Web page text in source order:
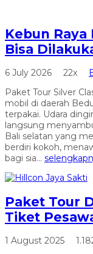
Kebun
Bisa
6 July 2026 22x
Paket Tour Silver
mobil di daerah
terpakai. Udara
langsung
Bali selatan yang
berdiri kokoh,
bagi sia...
Paket Tour
Tiket
1 August 2025